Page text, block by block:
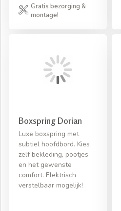
Gratis bezorging &
montage!
Boxspring Dorian
Luxe boxspring met
subtiel hoofdbord. Kies
zelf bekleding, pootjes
en het gewenste
comfort. Elektrisch
verstelbaar mogelijk!